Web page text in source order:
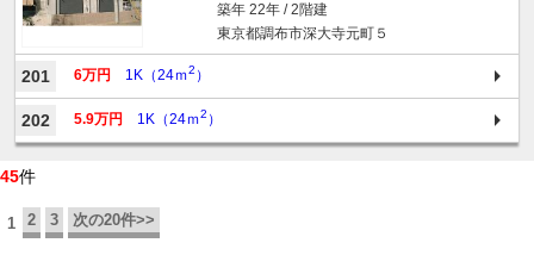
築年 22年 / 2階建
東京都調布市深大寺元町５
201 6万円 1K（24ｍ2 ）
202 5.9万円 1K（24ｍ2 ）
45件
1 2 3 次の20件>>